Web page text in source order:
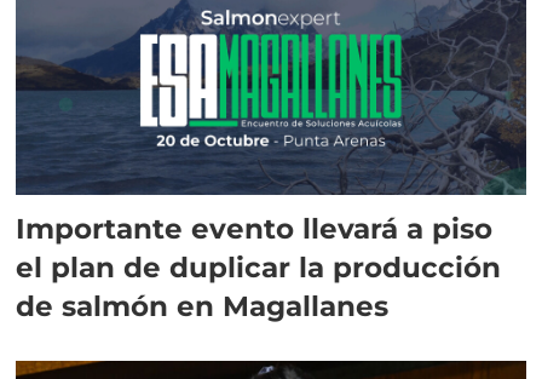
Importante evento llevará a piso
el plan de duplicar la producción
de salmón en Magallanes